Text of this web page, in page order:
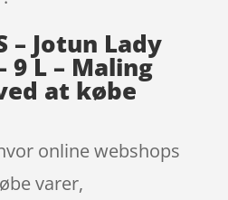
– Jotun Lady
9 L – Maling
at købe
online webshops
varer,